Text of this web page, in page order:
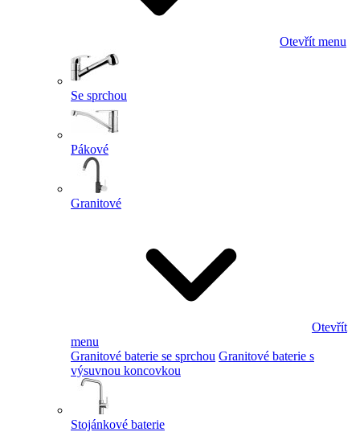
Otevřít menu
Se sprchou
Pákové
Granitové
Otevřít
menu
Granitové baterie se sprchou Granitové baterie s
výsuvnou koncovkou
Stojánkové baterie